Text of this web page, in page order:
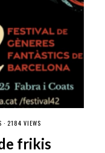
· 2184 VIEWS
frikis